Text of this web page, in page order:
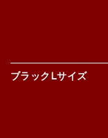
ブラックLサイズ